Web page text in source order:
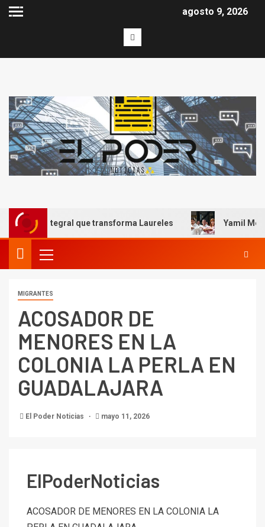
agosto 9, 2026
integral que transforma Laureles Yamil Melgar
MIGRANTES
ACOSADOR DE
MENORES EN LA
COLONIA LA PERLA EN
GUADALAJARA
El Poder Noticias mayo 11, 2026
ElPoderNoticias
ACOSADOR DE MENORES EN LA COLONIA LA